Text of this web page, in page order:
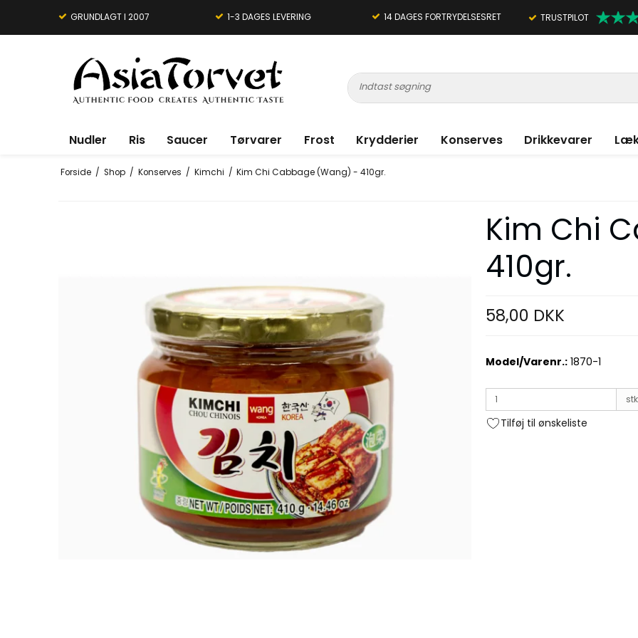
GRUNDLAGT I 2007 1-3 DAGES LEVERING 14 DAGES FORTRYDELSESRET TRUSTPILOT
Nudler Ris Saucer Tørvarer Frost Krydderier Konserves Drikkevarer
Forside / Shop / Konserves / Kimchi / Kim Chi Cabbage (Wang) - 410gr.
Kim Chi
410gr.
58,00 DKK
Model/Varenr.: 1870-1
Tilføj til ønskeliste